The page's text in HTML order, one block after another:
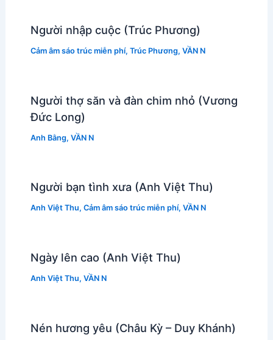
Người nhập cuộc (Trúc Phương)
Cảm âm sáo trúc miễn phí, Trúc Phương, VẦN N
Người thợ săn và đàn chim nhỏ (Vương
Đức Long)
Anh Bằng, VẦN N
Người bạn tình xưa (Anh Việt Thu)
Anh Việt Thu, Cảm âm sáo trúc miễn phí, VẦN N
Ngày lên cao (Anh Việt Thu)
Anh Việt Thu, VẦN N
Nén hương yêu (Châu Kỳ – Duy Khánh)